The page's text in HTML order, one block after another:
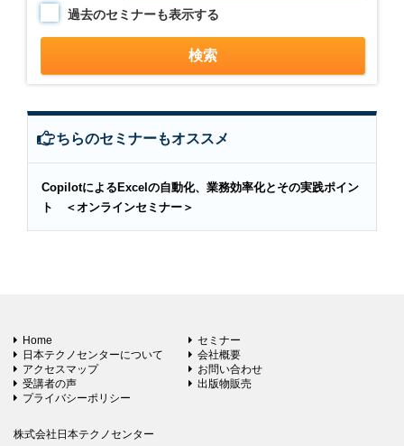
過去のセミナーも表示する
こちらのセミナーもオススメ
CopilotによるExcelの自動化、業務効率化とその実践ポイン
ト ＜オンラインセミナー＞
Home
セミナー
日本テクノセンターについて
会社概要
アクセスマップ
お問い合わせ
受講者の声
出版物販売
プライバシーポリシー
株式会社日本テクノセンター